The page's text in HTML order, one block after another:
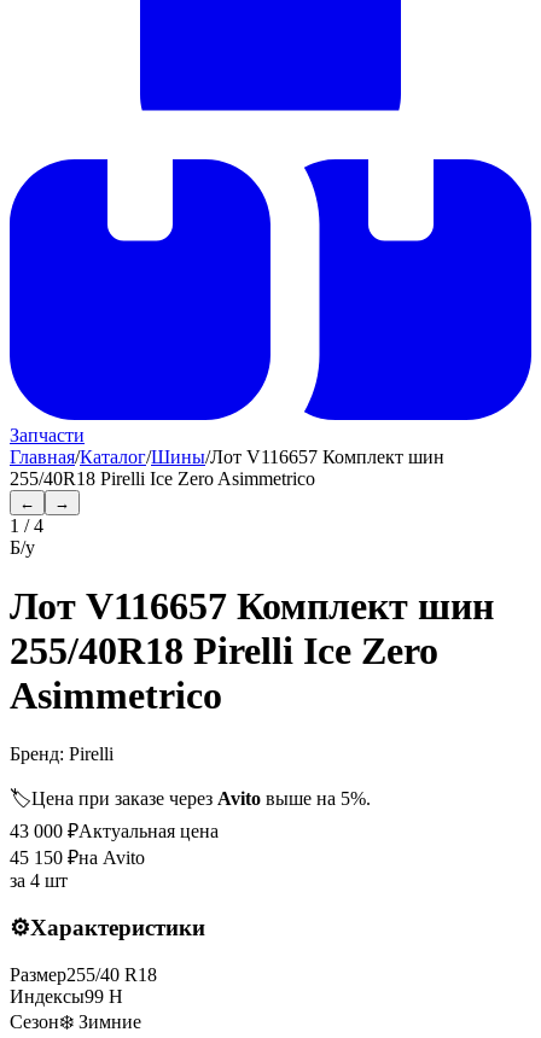
Запчасти
Главная/Каталог/Шины/Лот V116657 Комплект шин
255/40R18 Pirelli Ice Zero Asimmetrico
← →
1 /4
Б/у
Лот V116657 Комплект шин
255/40R18 Pirelli Ice Zero
Asimmetrico
Бренд: Pirelli
🏷️Цена при заказе через Avito выше на 5%.
43 000 ₽Актуальная цена
45 150 ₽на Avito
за 4 шт
⚙️Характеристики
Размер255/40 R18
Индексы99 H
Сезон❄️ Зимние